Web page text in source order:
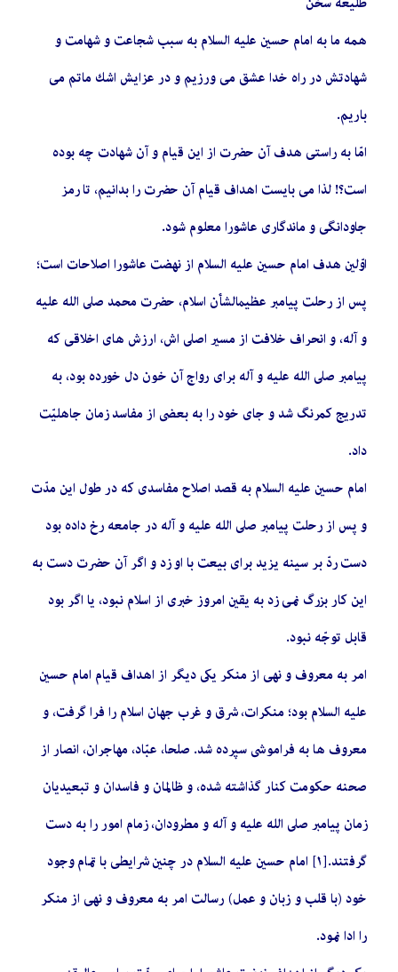
همه ما به امام حسين عليه السلام به سبب شجاعت و شهامت و
شهادتش در راه خدا عشق مى ‏ورزيم و در عزايش اشك ماتم مى
‏باريم.
امّا به راستی هدف آن حضرت از اين قيام و آن شهادت چه بوده
است؟! لذا مى ‏بايست اهداف قيام آن حضرت را بدانيم، تا رمز
جاودانگى و ماندگارى عاشورا معلوم شود.
اوّلين هدف امام حسين عليه السلام از نهضت عاشورا اصلاحات است؛
پس از رحلت پيامبر عظيم‏الشأن اسلام، حضرت محمد صلى الله عليه
و آله، و انحراف خلافت از مسير اصلى اش، ارزش ‏هاى اخلاقى كه
پيامبر صلى الله عليه و آله براى رواج آن خون دل خورده بود، به
تدريج كمرنگ شد و جاى خود را به بعضى از مفاسد زمان جاهليّت
داد.
امام حسين عليه السلام به قصد اصلاح مفاسدى كه در طول اين مدّت
و پس از رحلت پيامبر صلى الله عليه و آله در جامعه رخ داده بود
دست ردّ بر سينه يزيد براى بيعت با او زد و اگر آن حضرت دست به
اين كار بزرگ نمى ‏زد به يقين امروز خبرى از اسلام نبود، يا اگر بود
قابل توجّه نبود.
امر به معروف و نهى از منكر يكى ديگر از اهداف قيام امام حسين
عليه السلام بود؛ منكرات، شرق و غرب جهان اسلام را فرا گرفت، و
معروف ‏ها به فراموشى سپرده شد. صلحا، عبّاد، مهاجران، انصار از
صحنه حكومت كنار گذاشته شده، و ظالمان و فاسدان و تبعيديان
زمان پيامبر صلى الله عليه و آله و مطرودان، زمام امور را به دست
گرفتند.[١] امام حسين عليه السلام در چنين شرايطى با تمام وجود
خود (با قلب و زبان و عمل) رسالت امر به معروف و نهى از منكر
را ادا نمود.